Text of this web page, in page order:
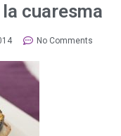
cuaresma
No Comments